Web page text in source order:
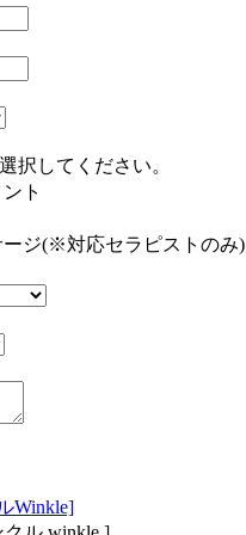
択してください。
ト
ージ(※対応セラピストのみ)
Winkle]